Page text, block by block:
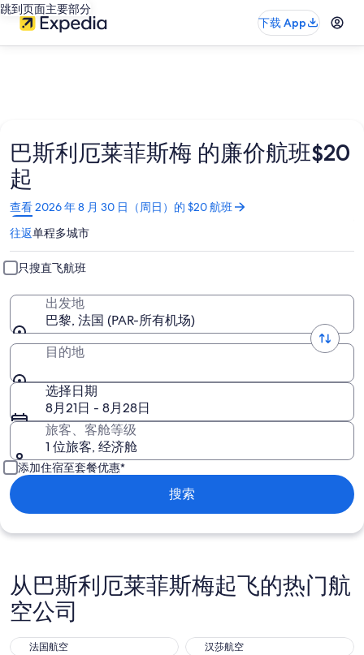
跳到页面主要部分
下载 App
巴斯利厄莱菲斯梅 的廉价航班$20
起
查看 2026 年 8 月 30 日（周日）的 $20 航班
在
新
窗
口
中
打
开
往返单程多城市
只搜直飞航班
出发地
巴黎, 法国 (PAR-所有机场)
目的地
选择日期
8月21日 - 8月28日
旅客、客舱等级
1 位旅客, 经济舱
添加住宿至套餐优惠*
搜索
从巴斯利厄莱菲斯梅起飞的热门航
空公司
法国航空
汉莎航空